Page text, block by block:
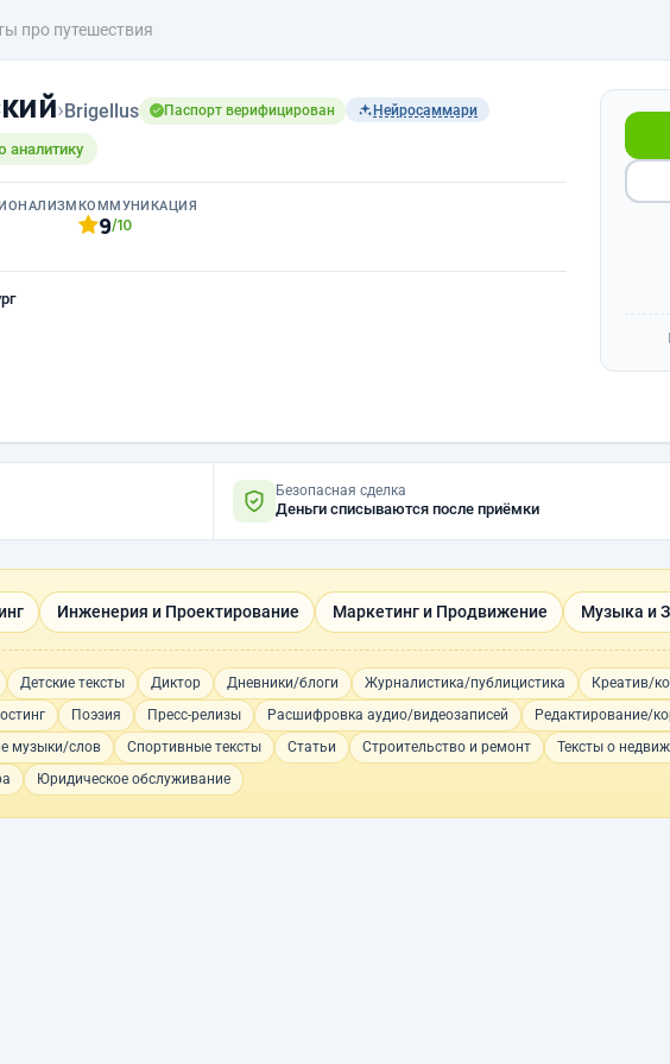
про путешествия
›Brigellus Паспорт верифицирован Нейросаммари
аналитику
КОММУНИКАЦИЯ
9/10
Безопасная сделка
Деньги списываются после приёмки
Инженерия и Проектирование Маркетинг и Продвижение Музыка и
Детские тексты Диктор Дневники/блоги Журналистика/публицистика
Креатив/
Поэзия Пресс-релизы Расшифровка аудио/видеозаписей Редактирование/
музыки/слов Спортивные тексты Статьи Строительство и ремонт Тексты о
Юридическое обслуживание